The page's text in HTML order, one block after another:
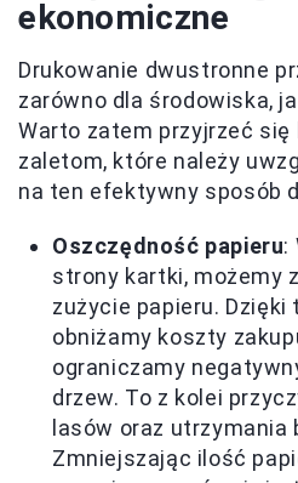
ekonomiczne
Drukowanie dwustronne
zarówno dla środowiska,
Warto zatem przyjrzeć się
zaletom, które należy
na ten efektywny sposób
Oszczędność papieru:
strony kartki, możemy
zużycie papieru. Dzięki
obniżamy koszty
ograniczamy
drzew. To z kolei
lasów oraz utrzymania
Zmniejszając ilość